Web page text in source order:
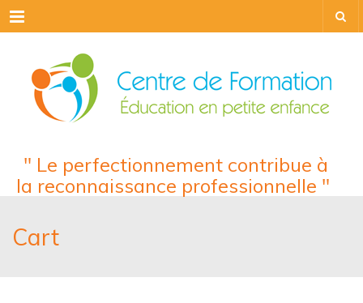
Menu
" Le perfectionnement contribue à
la reconnaissance professionnelle "
Cart